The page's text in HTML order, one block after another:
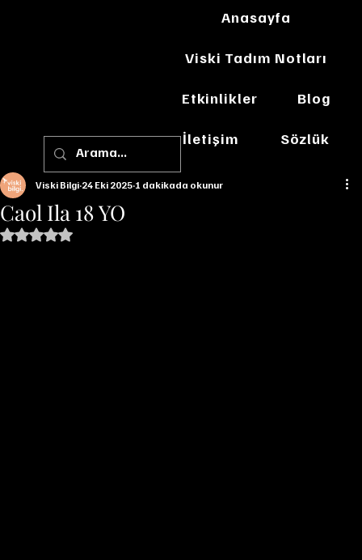
Anasayfa
Viski Tadım Notları
Etkinlikler Blog
İletişim Sözlük
Caol Ila 18 YO
Viski Bilgi 24 Eki 2025 1 dakikada okunur
5 üzerinden NaN yıldız